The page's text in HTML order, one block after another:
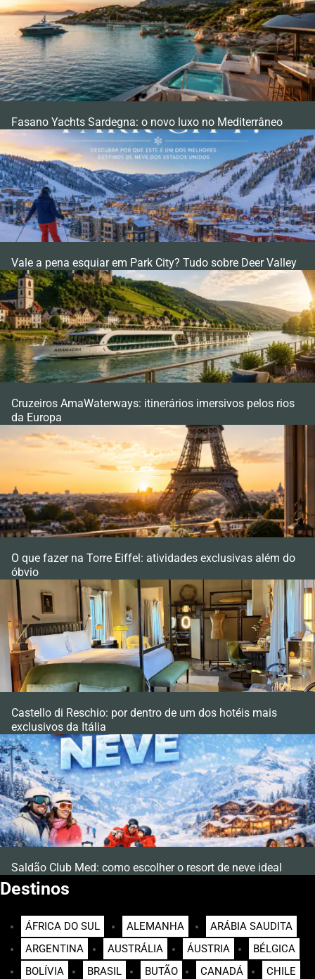
Fasano Yachts Sardegna: o novo luxo no Mediterrâneo
Vale a pena esquiar em Park City? Tudo sobre Deer Valley
Cruzeiros AmaWaterways: itinerários imersivos pelos rios
da Europa
O que fazer na Torre Eiffel: atividades exclusivas além do
óbvio
Castello di Reschio: por dentro de um dos hotéis mais
exclusivos da Itália
Saldão Club Med: como escolher o resort de neve ideal
Destinos
ÁFRICA DO SUL ALEMANHA
ARÁBIA SAUDITA
ARGENTINA
AUSTRÁLIA ÁUSTRIA
BÉLGICA
BOLÍVIA
BRASIL BUTÃO CANADÁ
CHILE